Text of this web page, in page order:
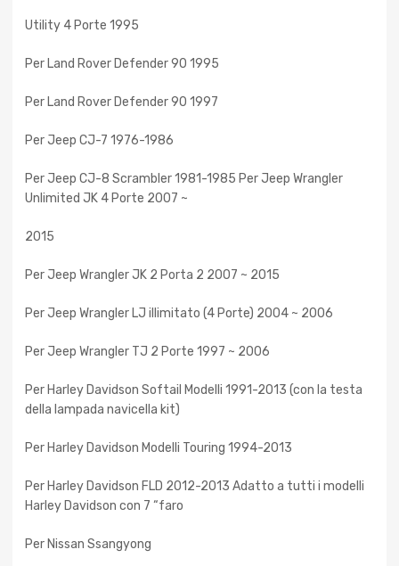
Utility 4 Porte 1995
Per Land Rover Defender 90 1995
Per Land Rover Defender 90 1997
Per Jeep CJ-7 1976-1986
Per Jeep CJ-8 Scrambler 1981-1985 Per Jeep Wrangler
Unlimited JK 4 Porte 2007 ~
2015
Per Jeep Wrangler JK 2 Porta 2 2007 ~ 2015
Per Jeep Wrangler LJ illimitato (4 Porte) 2004 ~ 2006
Per Jeep Wrangler TJ 2 Porte 1997 ~ 2006
Per Harley Davidson Softail Modelli 1991-2013 (con la testa
della lampada navicella kit)
Per Harley Davidson Modelli Touring 1994-2013
Per Harley Davidson FLD 2012-2013 Adatto a tutti i modelli
Harley Davidson con 7 “faro
Per Nissan Ssangyong